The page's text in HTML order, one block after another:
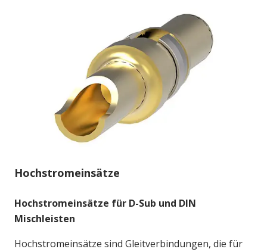
Hochstromeinsätze
Hochstromeinsätze für D-Sub und DIN
Mischleisten
Hochstromeinsätze sind Gleitverbindungen, die für